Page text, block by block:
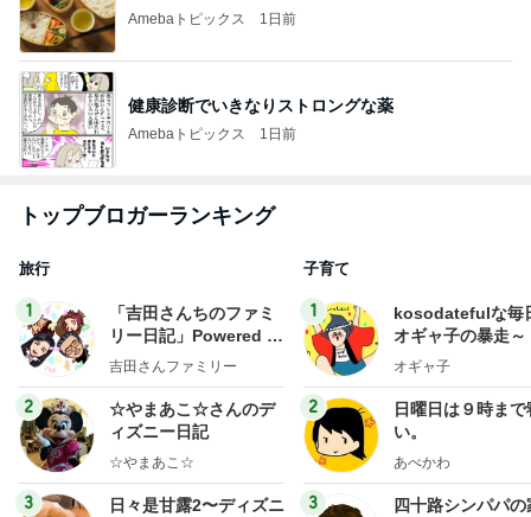
Amebaトピックス 1日前
健康診断でいきなりストロングな薬
Amebaトピックス 1日前
トップブロガーランキング
旅行
1
「吉田さんちのファミ
リー日記」Powered b
y Ameba 吉田さんファ
ログ
吉田さんファミリー
2
☆やまあこ☆さんのデ
ィズニー日記
☆やまあこ☆
3
日々是甘露2〜ディズニ
子育て
1
kosodatefulな毎
オギャ子の暴走～
オギャ子
2
日曜日は９時まで
い。
あべかわ
3
四十路シンパパの